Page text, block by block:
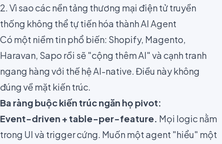
2. Vì sao các nền tảng thương mại điện tử truyền
thống không thể tự tiến hóa thành AI Agent
Có một niềm tin phổ biến: Shopify, Magento,
Haravan, Sapo rồi sẽ "cộng thêm AI" và cạnh tranh
ngang hàng với thế hệ AI-native. Điều này không
đúng về mặt kiến trúc.
Ba ràng buộc kiến trúc ngăn họ pivot:
Event-driven + table-per-feature. Mọi logic nằm
trong UI và trigger cứng. Muốn một agent "hiểu" một